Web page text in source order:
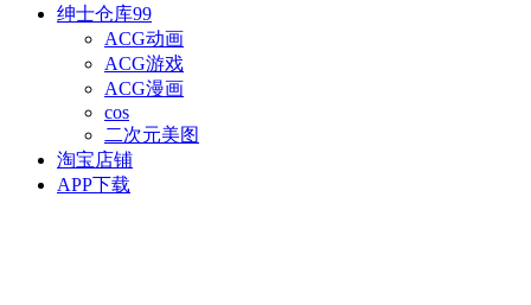
绅士仓库99
ACG动画
ACG游戏
ACG漫画
cos
二次元美图
淘宝店铺
APP下载